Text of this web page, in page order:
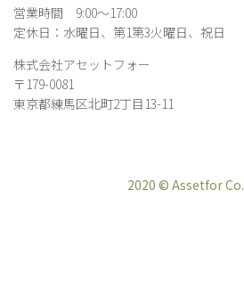
営業時間 9:00～17:00
定休日：水曜日、第1第3火曜日、祝日
株式会社アセットフォー
〒179-0081
東京都練馬区北町2丁目13-11
2020 © Assetfor